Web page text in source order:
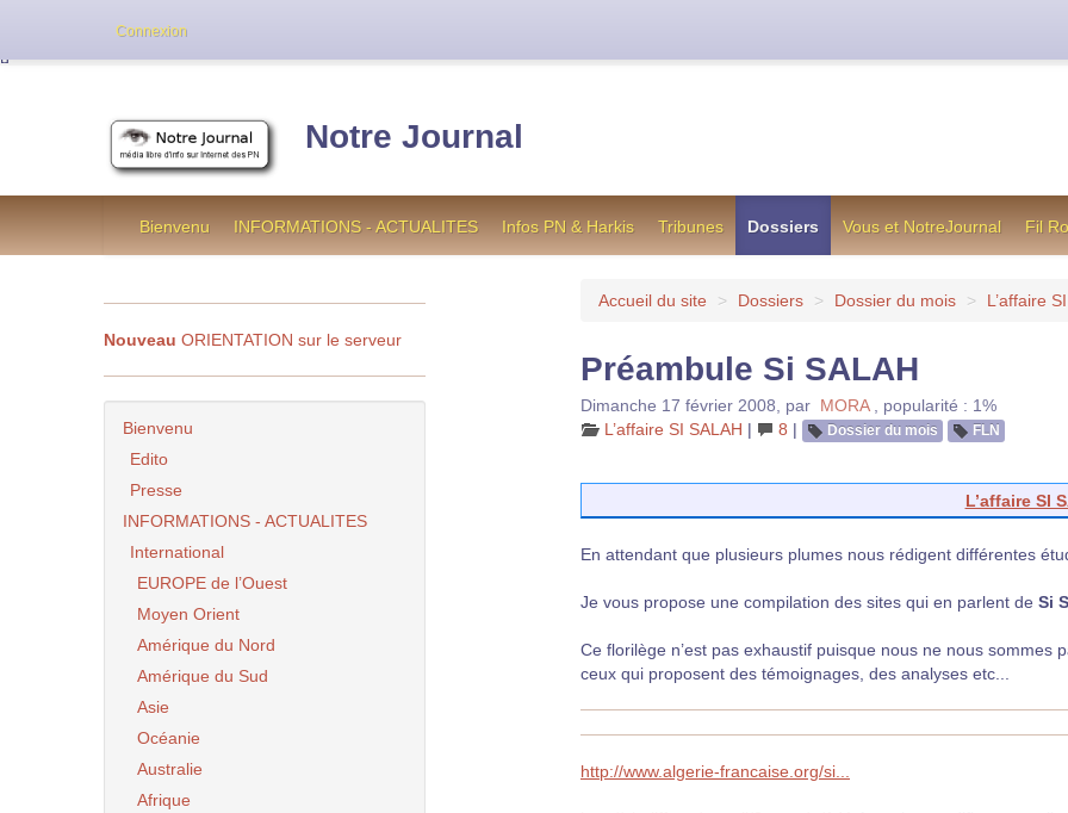
Notre Journal
Bienvenu INFORMATIONS - ACTUALITES Infos PN & Harkis Tribunes Dossiers Vous et NotreJournal Fil
Accueil du site > Dossiers > Dossier du mois > L’affaire
Préambule Si SALAH
Dimanche 17 février 2008 par MORA
popularité : 1%
L’affaire SI SALAH | 8 | Dossier du mois FLN
L’affaire SI
En attendant que plusieurs plumes nous rédigent différentes
Je vous propose une compilation des sites qui en parlent de Si
Ce florilège n’est pas exhaustif puisque nous ne nous
ceux qui proposent des témoignages, des analyses etc...
http://www.algerie-francaise.org/si...
Nouveau ORIENTATION sur le serveur
Bienvenu
Edito
Presse
INFORMATIONS - ACTUALITES
International
EUROPE de l’Ouest
Moyen Orient
Amérique du Nord
Amérique du Sud
Asie
Océanie
Australie
Afrique
Connexion
Cette version de NotreJournal représente l’ancienne formule utilisée jusqu’en octobre 2012, en cas de